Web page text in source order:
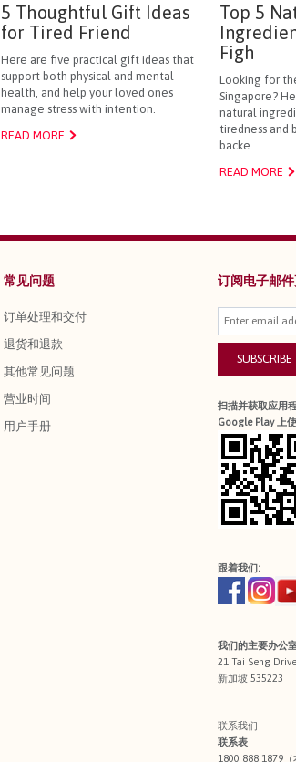
5 Thoughtful Gift Ideas
for Tired Friend
Here are five practical gift ideas that
support both physical and mental
health, and help your loved ones
manage stress with intention.
READ MORE
Top 5
Figh
Looking for
Singapore?
natural
tiredness and
backe
READ MORE
常见问题
订单处理和交付
退货和退款
其他常见问题
营业时间
用户手册
订阅电子邮
SUBSCRIBE
扫描并获取应用
Google Play 上使
跟着我们:
我们的主要办公
21 Tai Seng
新加坡 535223
联系我们
联系表
1800 888 1879（